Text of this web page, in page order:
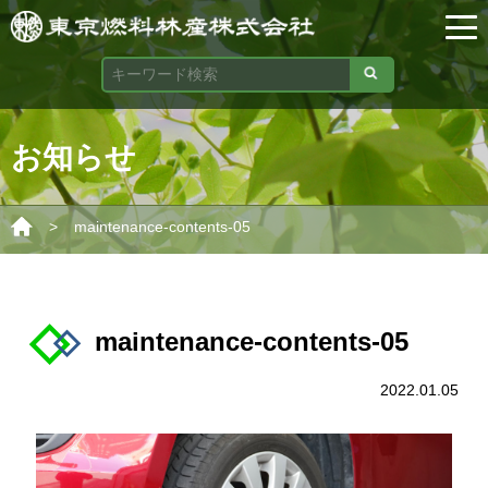
お知らせ
> maintenance-contents-05
maintenance-contents-05
2022.01.05